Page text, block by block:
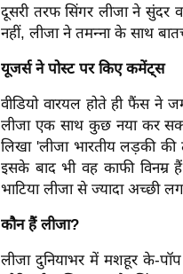
दूसरी तरफ सिंगर लीजा ने सुंदर
नहीं, लीजा ने तमन्ना के साथ
यूजर्स ने पोस्ट पर किए कमेंट्स
वीडियो वारयल होते ही फैंस
लीजा एक साथ कुछ नया कर
लिखा 'लीजा भारतीय लड़की
इसके बाद भी वह काफी विनम्र
भाटिया लीजा से ज्यादा अच्छी
कौन हैं लीजा?
लीजा दुनियाभर में मशहूर के-